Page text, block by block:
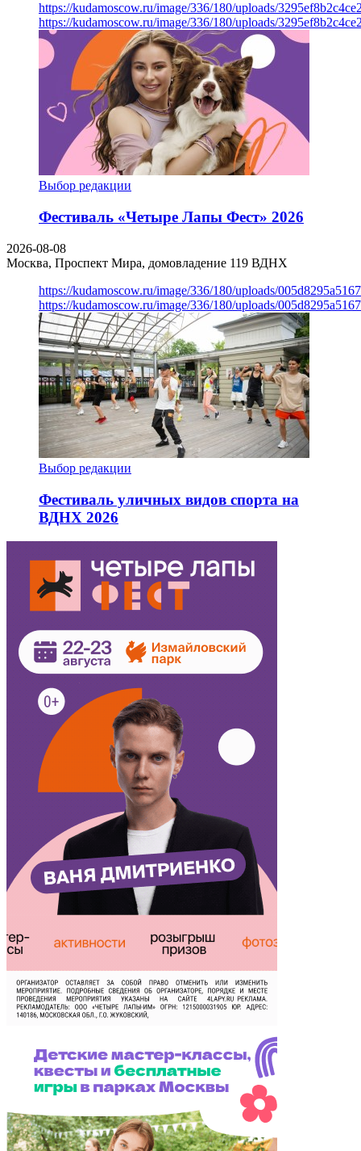
https://kudamoscow.ru/image/336/180/uploads/
https://kudamoscow.ru/image/336/180/uploads/
Выбор редакции
Фестиваль «Четыре Лапы Фест» 2026
2026-08-08
Москва, Проспект Мира, домовладение 119 ВДНХ
https://kudamoscow.ru/image/336/180/uploads/
https://kudamoscow.ru/image/336/180/uploads/
Выбор редакции
Фестиваль уличных видов спорта на
ВДНХ 2026